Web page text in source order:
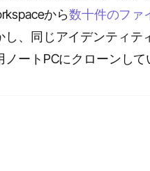
から数十件のファ
し、同じアイデンティテ
ノートPCにクローンし